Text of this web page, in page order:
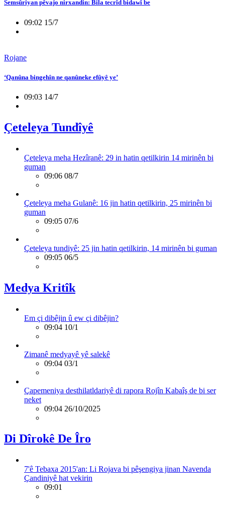
Semsûriyan pêvajo nirxandin: Bila tecrîd bidawî be
09:02 15/7
Rojane
‘Qanûna bingehîn ne qanûneke efûyê ye’
09:03 14/7
Çeteleya Tundîyê
Çeteleya meha Hezîranê: 29 in hatin qetilkirin 14 mirinên bi
guman
09:06 08/7
Çeteleya meha Gulanê: 16 jin hatin qetilkirin, 25 mirinên bi
guman
09:05 07/6
Çeteleya tundiyê: 25 jin hatin qetilkirin, 14 mirinên bi guman
09:05 06/5
Medya Kritîk
Em çi dibêjin û ew çi dibêjin?
09:04 10/1
Zimanê medyayê yê salekê
09:04 03/1
Çapemeniya desthilatldariyê di rapora Rojîn Kabaîş de bi ser
neket
09:04 26/10/2025
Di Dîrokê De Îro
7'ê Tebaxa 2015'an: Li Rojava bi pêşengiya jinan Navenda
Çandiniyê hat vekirin
09:01